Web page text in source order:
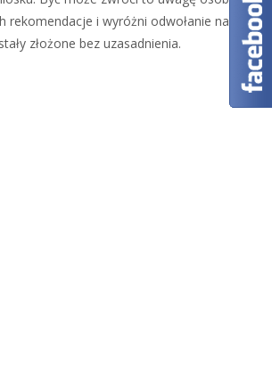
rekomendacje i wyróżni odwołanie na
złożone bez uzasadnienia.